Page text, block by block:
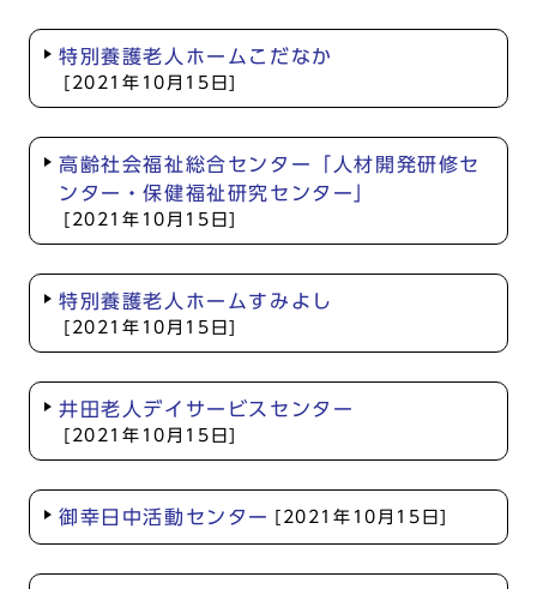
特別養護老人ホームこだなか
[2021年10月15日]
高齢社会福祉総合センター「人材開発研修セ
ンター・保健福祉研究センター」
[2021年10月15日]
特別養護老人ホームすみよし
[2021年10月15日]
井田老人デイサービスセンター
[2021年10月15日]
御幸日中活動センター [2021年10月15日]